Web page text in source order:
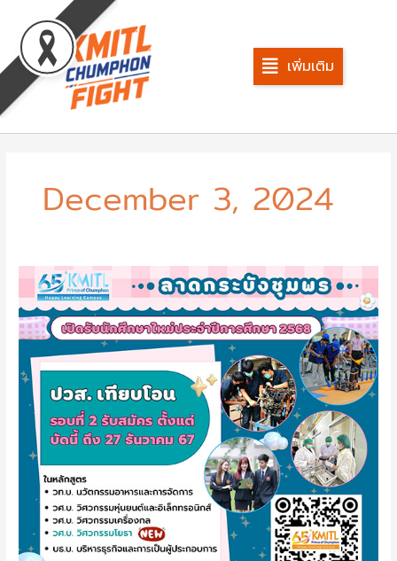
content
เพิ่มเติม
December 3, 2024
รับ
สมัคร
ปวส.
เทียบ
โอน
รอบ
ที่2
การ
ศึกษา
2568